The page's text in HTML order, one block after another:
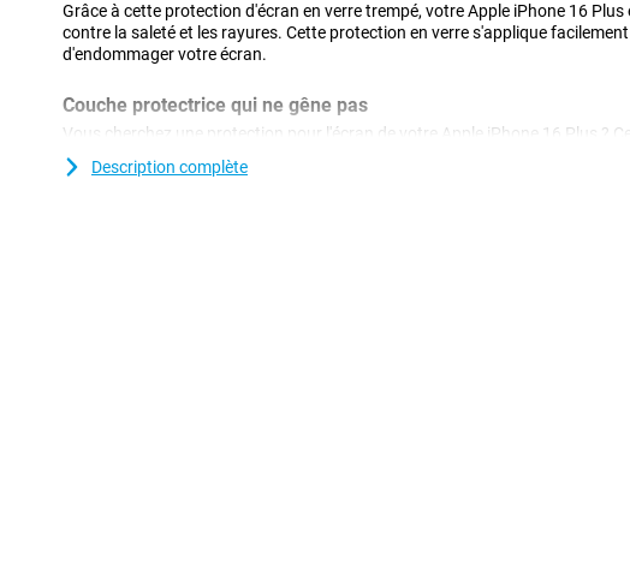
Grâce à cette protection d'écran en verre trempé, votre Apple iPhone 16 Plus
contre la saleté et les rayures. Cette protection en verre s'applique
d'endommager votre écran.
Couche protectrice qui ne gêne pas
Vous cherchez une protection pour l'écran de votre Apple iPhone 16 Plus ?
transparent est une bonne option. La couche de protection ne gêne pas et
contre la saleté, la poussière et les objets pointus. Vous évitez ainsi les
Description complète